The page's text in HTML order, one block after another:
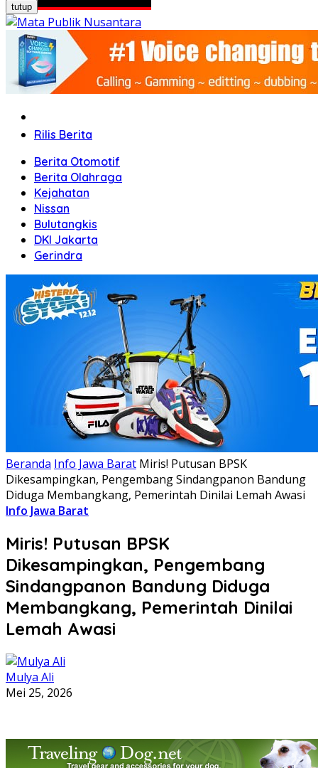
tutup
Rilis Berita
Berita Otomotif
Berita Olahraga
Kejahatan
Nissan
Bulutangkis
DKI Jakarta
Gerindra
Beranda Info Jawa Barat Miris! Putusan BPSK
Dikesampingkan, Pengembang Sindangpanon Bandung
Diduga Membangkang, Pemerintah Dinilai Lemah Awasi
Info Jawa Barat
Miris! Putusan BPSK
Dikesampingkan, Pengembang
Sindangpanon Bandung Diduga
Membangkang, Pemerintah Dinilai
Lemah Awasi
Mulya Ali
Mei 25, 2026